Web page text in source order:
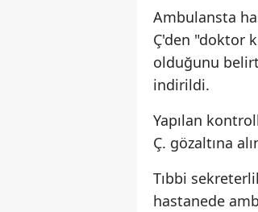
Ambulansta
Ç'den "doktor
olduğunu
indirildi.
Yapılan
Ç. gözaltına
Tıbbi
hastanede